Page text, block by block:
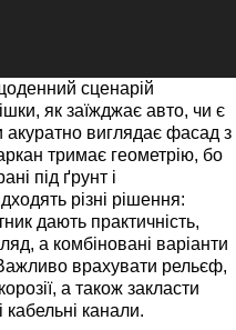
сценарій
як заїжджає авто, чи є
акуратно виглядає фасад з
тримає геометрію, бо
під ґрунт і
різні рішення:
дають практичність,
а комбіновані варіанти
врахувати рельєф,
а також закласти
канали.